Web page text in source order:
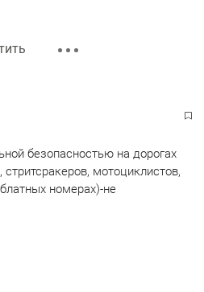
безопасностью на дорогах
мотоциклистов,
номерах)-не